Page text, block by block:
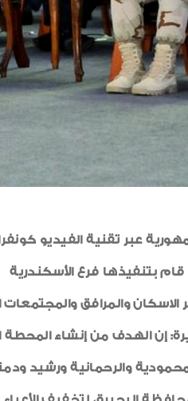
والمرافق والمجتمعات
إن الهدف من إنشاء
القرى في 5 مراكز وهي المحمودية